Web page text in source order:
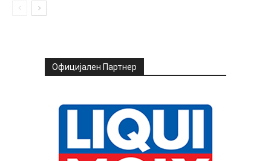
Официјален Партнер